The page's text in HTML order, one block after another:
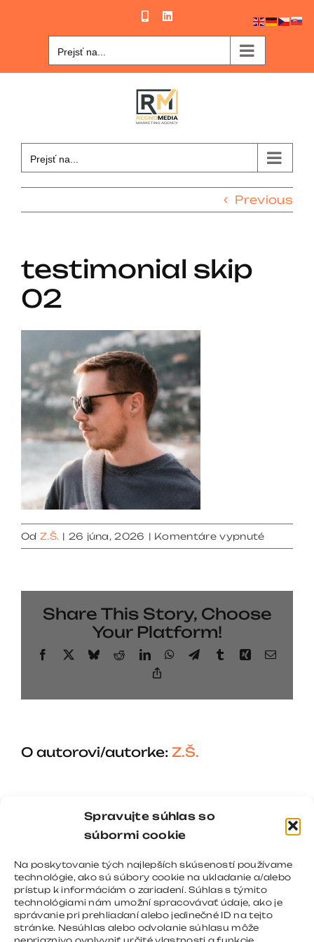
Spravujte súhlas so
súbormi cookie
Na poskytovanie tých najlepších skúseností používame
technológie, ako sú súbory cookie na ukladanie a/alebo
prístup k informáciám o zariadení. Súhlas s týmito
technológiami nám umožní spracovávať údaje, ako je
správanie pri prehliadaní alebo jedinečné ID na tejto
stránke. Nesúhlas alebo odvolanie súhlasu môže
PhoneLinkedIn
Prejsť na...
Prejsť na...
Previous
testimonial skip
02
Od Z.Š. | 26 júna, 2026 | Komentáre vypnuténa
Share This Story, Choose
Your Platform!
Facebook BlueskyRedditLinkedInWhatsApp
TelegramTumblrXingEmail
O autorovi/autorke: Z.Š.